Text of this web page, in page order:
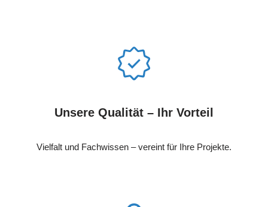
Unsere Qualität – Ihr Vorteil
Vielfalt und Fachwissen – vereint für Ihre Projekte.